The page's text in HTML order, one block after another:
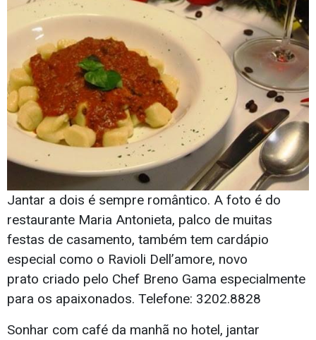
Jantar a dois é sempre romântico. A foto é do
restaurante Maria Antonieta, palco de muitas
festas de casamento, também tem cardápio
especial como o Ravioli Dell’amore, novo
prato criado pelo Chef Breno Gama especialmente
para os apaixonados. Telefone: 3202.8828
Sonhar com café da manhã no hotel, jantar